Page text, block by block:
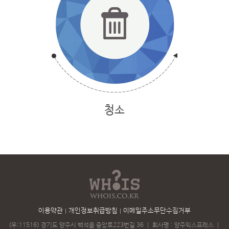
청소
이용약관 개인정보취급방침 이메일주소무단수집거부
(우:11516) 경기도 양주시 백석읍 중앙로223번길 36 회사명 : 양주익스프레스｜